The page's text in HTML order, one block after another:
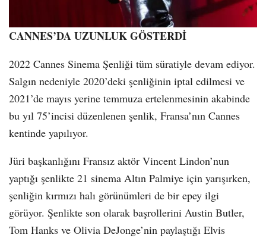
CANNES’DA UZUNLUK GÖSTERDİ
2022 Cannes Sinema Şenliği tüm süratiyle devam ediyor.
Salgın nedeniyle 2020’deki şenliğinin iptal edilmesi ve
2021’de mayıs yerine temmuza ertelenmesinin akabinde
bu yıl 75’incisi düzenlenen şenlik, Fransa’nın Cannes
kentinde yapılıyor.
Jüri başkanlığını Fransız aktör Vincent Lindon’nun
yaptığı şenlikte 21 sinema Altın Palmiye için yarışırken,
şenliğin kırmızı halı görünümleri de bir epey ilgi
görüyor. Şenlikte son olarak başrollerini Austin Butler,
Tom Hanks ve Olivia DeJonge’nin paylaştığı Elvis